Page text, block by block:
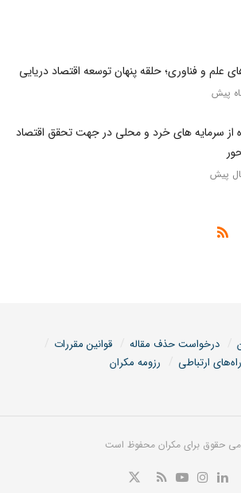
علم و فناوری؛ حلقه پنهان توسعه اقتصاد دریایی
از سرمایه های خرد و محلی در جهت تحقق اقتصاد
درخواست حذف مقاله
قوانین مقررات
راه‌های ارتباطی
رزومه مکران
حقوق برای مکران محفوظ است